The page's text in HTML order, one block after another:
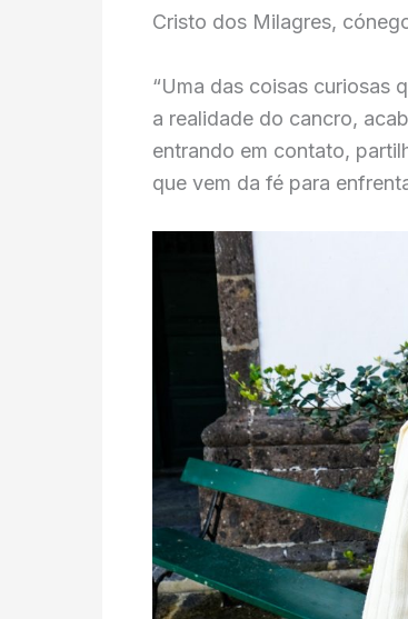
Cristo dos Milagres,
“Uma das coisas curiosas
a realidade do cancro,
entrando em contato,
que vem da fé para